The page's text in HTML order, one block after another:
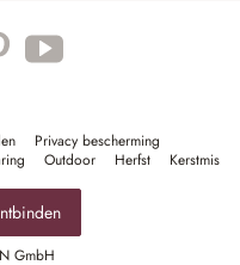
Privacy bescherming
Outdoor Herfst
Kerstmis
GmbH